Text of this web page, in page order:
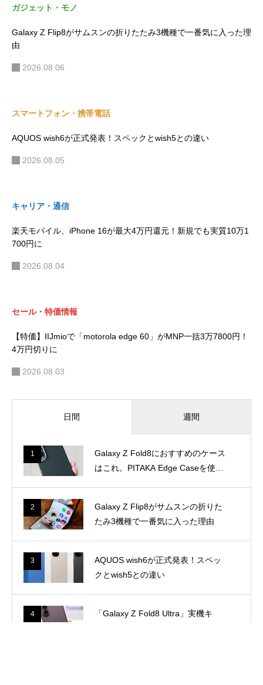
ガジェット・モノ
Galaxy Z Flip8がサムスンの折りたたみ3機種で一番気に入った理
由
2026.08.06
スマートフォン・携帯電話
AQUOS wish6が正式発表！スペックとwish5との違い
2026.08.05
キャリア・通信
楽天モバイル、iPhone 16が最大4万円還元！新規でも実質10万1
700円に
2026.08.04
セール・特価情報
【特価】IIJmioで「motorola edge 60」がMNP一括3万7800円！
4万円切りに
2026.08.03
日間 週間
1
Galaxy Z Fold8におすすめのケース
はこれ。PITAKA Edge Caseを使っ
2
Galaxy Z Flip8がサムスンの折りた
たみ3機種で一番気に入った理由
3
AQUOS wish6が正式発表！スペッ
クとwish5との違い
4
「Galaxy Z Fold8 Ultra」実機キ